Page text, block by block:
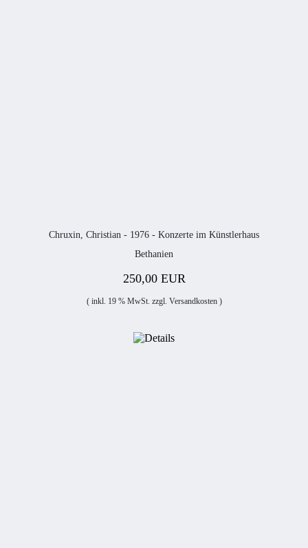
Chruxin, Christian - 1976 - Konzerte im Künstlerhaus
Bethanien
250,00 EUR
( inkl. 19 % MwSt. zzgl. Versandkosten)